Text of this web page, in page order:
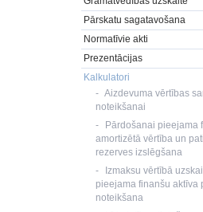
Pārskatu sagatavošana
Normatīvie akti
Prezentācijas
Kalkulatori
Aizdevuma vērtības
noteikšanai
Pārdošanai pieejama
amortizētā vērtība un
rezerves izslēgšana
Izmaksu vērtībā
pieejama finanšu aktīva
noteikšana